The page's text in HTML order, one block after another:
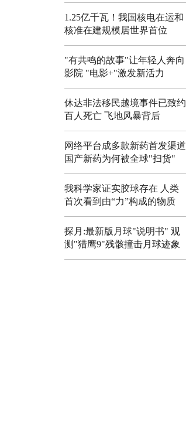
1.25亿千瓦！我国核电在运和
核准在建规模居世界首位
"有共鸣的故事"让年轻人奔向
影院 "电影+"激发新活力
休达非法移民越境事件已致约
百人死亡 飞地风暴背后
网络平台成多款新药首发渠道
国产新药为何被全球"扫货"
我科学家证实胶球存在 人类
首次看到由“力”构成的物质
探月:最新版月球"说明书" 观
测"猎鹰9"残骸撞击月球迹象